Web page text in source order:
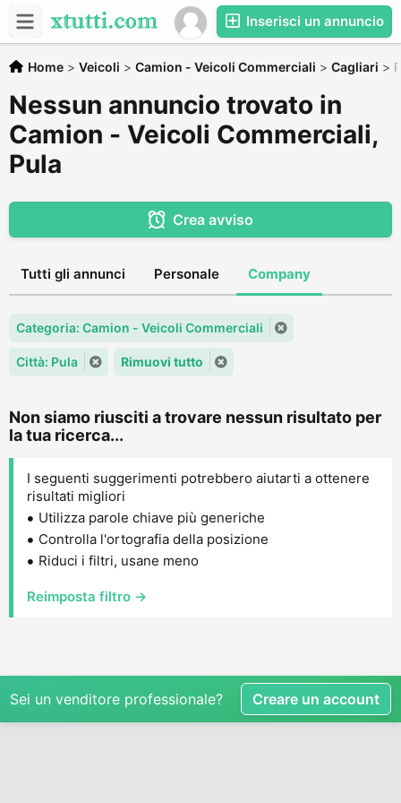
Inserisci un annuncio
Home > Veicoli > Camion - Veicoli Commerciali > Cagliari >
Nessun annuncio trovato in
Camion - Veicoli Commerciali,
Pula
Crea avviso
Tutti gli annunci Personale Company
Categoria: Camion - Veicoli Commerciali
Città: Pula Rimuovi tutto
Non siamo riusciti a trovare nessun risultato per
la tua ricerca...
I seguenti suggerimenti potrebbero aiutarti a ottenere
risultati migliori
Utilizza parole chiave più generiche
Controlla l'ortografia della posizione
Riduci i filtri, usane meno
Reimposta filtro →
Sei un venditore professionale? Creare un account